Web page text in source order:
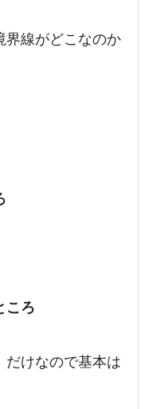
界線がどこなのか
ころ
だけなので基本は